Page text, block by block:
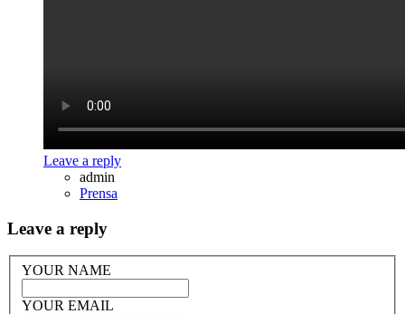
Leave a reply
admin
Prensa
Leave a reply
YOUR NAME
YOUR EMAIL